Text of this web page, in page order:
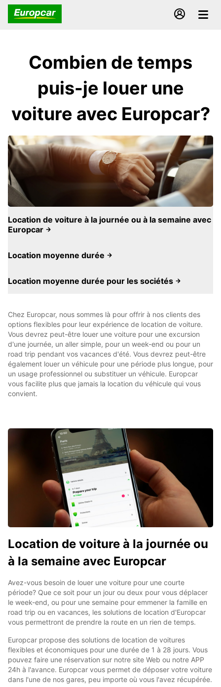
Combien de temps
puis-je louer une
voiture avec Europcar?
Location de voiture à la journée ou à la semaine avec
Europcar
Location moyenne durée
Location moyenne durée pour les sociétés
Chez Europcar, nous sommes là pour offrir à nos clients des
options flexibles pour leur expérience de location de voiture.
Vous devrez peut-être louer une voiture pour une excursion
d'une journée, un aller simple, pour un week-end ou pour un
road trip pendant vos vacances d'été. Vous devrez peut-être
également louer un véhicule pour une période plus longue, pour
un usage professionnel ou substituer un véhicule. Europcar
vous facilite plus que jamais la location du véhicule qui vous
convient.
Location de voiture à la journée ou
à la semaine avec Europcar
Avez-vous besoin de louer une voiture pour une courte
période? Que ce soit pour un jour ou deux pour vous déplacer
le week-end, ou pour une semaine pour emmener la famille en
road trip ou en vacances, les solutions de location d'Europcar
vous permettront de prendre la route en un rien de temps.
Europcar propose des solutions de location de voitures
flexibles et économiques pour une durée de 1 à 28 jours. Vous
pouvez faire une réservation sur notre site Web ou notre APP
24h à l'avance. Europcar vous permet de déposer votre voiture
dans l'une de nos gares, peu importe où vous l'avez récupérée.